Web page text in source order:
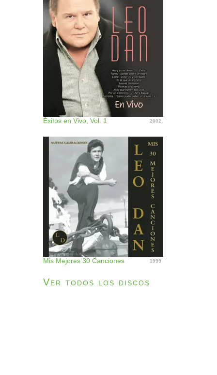
Éxitos en Vivo, Vol. 1 2002
Mis Mejores 30 Canciones 1999
Ver todos los discos